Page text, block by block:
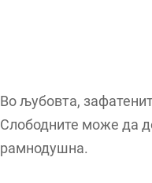
Во љубовта,
Слободните може да
рамнодушна.